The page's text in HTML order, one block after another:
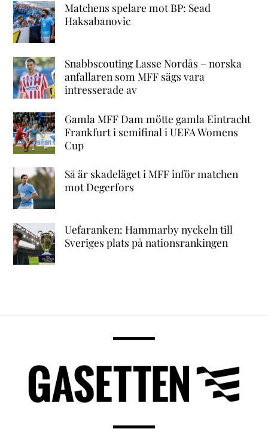
Matchens spelare mot BP: Sead
Haksabanovic
Snabbscouting Lasse Nordås – norska
anfallaren som MFF sägs vara
intresserade av
Gamla MFF Dam mötte gamla Eintracht
Frankfurt i semifinal i UEFA Womens
Cup
Så är skadeläget i MFF inför matchen
mot Degerfors
Uefaranken: Hammarby nyckeln till
Sveriges plats på nationsrankingen